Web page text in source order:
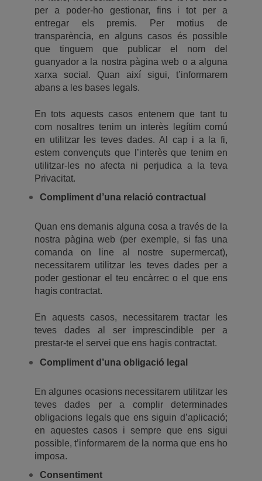
per a poder-ho gestionar, fins i tot per a
entregar els premis. Per motius de
transparència, en alguns casos és possible
que tinguem que publicar el nom del
guanyador a la nostra pàgina web o a alguna
xarxa social. Quan així sigui, t’informarem
abans a les bases legals.
En tots aquests casos entenem que tant tu
com nosaltres tenim un interès legítim comú
en utilitzar les teves dades. Al cap i a la fi,
estem convençuts que l’interès que tenim en
utilitzar-les no afecta ni perjudica a la teva
Privacitat.
Compliment d’una relació contractual
Quan ens demanis alguna cosa a través de la
nostra pàgina web (per exemple, si fas una
comanda on line al nostre supermercat),
necessitarem utilitzar les teves dades per a
poder gestionar el teu encàrrec o el que ens
hagis contractat.
En aquests casos, necessitarem tractar les
teves dades al ser imprescindible per a
prestar-te el servei que ens hagis contractat.
Compliment d’una obligació legal
En algunes ocasions necessitarem utilitzar les
teves dades per a complir determinades
obligacions legals que ens siguin d’aplicació;
en aquestes casos i sempre que ens sigui
possible, t’informarem de la norma que ens ho
imposa.
Consentiment